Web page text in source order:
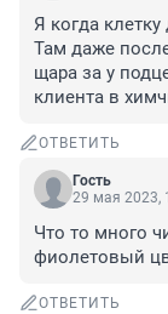
Я когда
Там даже
щара за у
клиента в
ОТВЕТИТЬ
Гость
29 мая 2023,
Что то много
фиолетовый
ОТВЕТИТЬ